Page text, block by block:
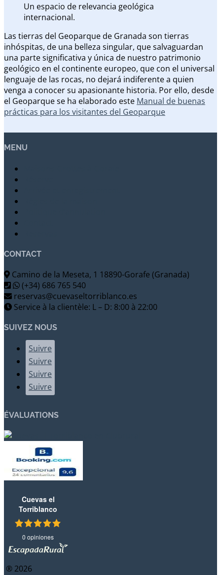
Un espacio de relevancia geológica
internacional.
Las tierras del Geoparque de Granada son tierras
inhóspitas, de una belleza singular, que salvaguardan
una parte significativa y única de nuestro patrimonio
geológico en el continente europeo, que con el universal
lenguaje de las rocas, no dejará indiferente a quien
venga a conocer su apasionante historia. Por ello, desde
el Geoparque se ha elaborado este Manual de buenas
prácticas para los visitantes del Geoparque
MENU
CONTACT
Camino de la Meseta, 1 18890-Gorafe (Granada)
(+34) 686 765 540
reservas@cuevaseltorriblanco.es
Service à la clientèle: L – D: 8:00 à 22:00
SUIVEZ NOUS
Suivre
Suivre
Suivre
Suivre
ÉVALUATIONS
Cuevas el
Torriblanco
0 opiniones
® 2026